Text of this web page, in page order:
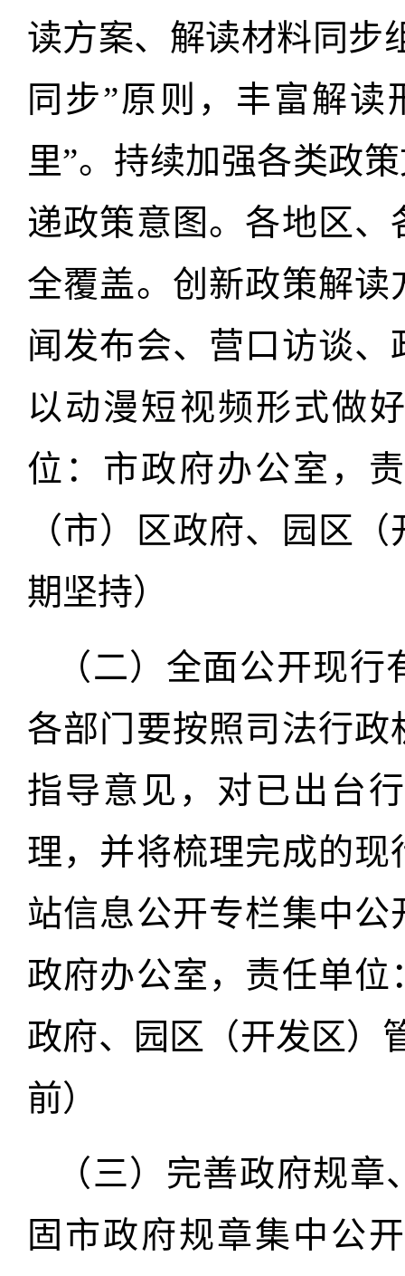
读方案、解读材料同步
同步”原则，丰富解
里”。持续加强各类政
递政策意图。各地区
全覆盖。创新政策解
闻发布会、营口访谈
以动漫短视频形式做
位：市政府办公室，
（市）区政府、园区
期坚持）
（二）全面公开现
各部门要按照司法行
指导意见，对已出台
理，并将梳理完成的
站信息公开专栏集中
政府办公室，责任单
政府、园区（开发区）
前）
（三）完善政府规
固市政府规章集中公